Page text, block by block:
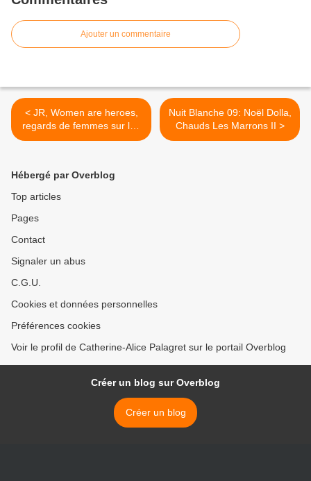
Ajouter un commentaire
< JR, Women are heroes,
regards de femmes sur les
quais de l'île Saint-Louis
Nuit Blanche 09: Noël Dolla,
Chauds Les Marrons II >
Hébergé par Overblog
Top articles
Pages
Contact
Signaler un abus
C.G.U.
Cookies et données personnelles
Préférences cookies
Voir le profil de Catherine-Alice Palagret sur le portail Overblog
Créer un blog sur Overblog
Créer un blog